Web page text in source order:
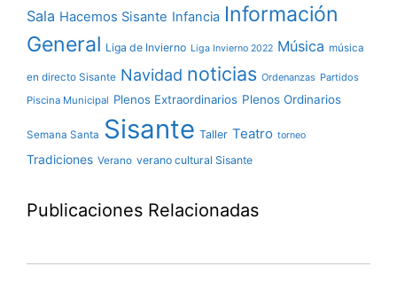
Sala Hacemos Sisante Infancia Información
General Liga de Invierno Liga Invierno 2022 Música música
en directo Sisante Navidad noticias Ordenanzas Partidos
Piscina Municipal Plenos Extraordinarios Plenos Ordinarios
Semana Santa Sisante Taller Teatro torneo
Tradiciones Verano verano cultural Sisante
Publicaciones Relacionadas